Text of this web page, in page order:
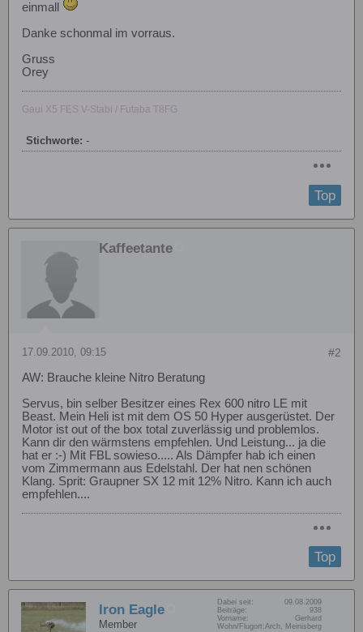
einmall
Danke schonmal im vorraus.
Gruss
Orey
Gaui X5 FES V-Stabi / Futaba T8FG
Stichworte: -
Top
Kaffeetante
#2
17.09.2010, 09:15
AW: Brauche kleine Nitro Beratung
Servus, bin selber Besitzer eines Rex 600 nitro LE mit
Beast. Mein Heli ist mit dem OS 50 Hyper ausgerüstet. Der
Motor ist out of the box total zuverlässig und problemlos.
Kann dir den wärmstens empfehlen. Und Leistung... ja die
hat er :-) Mit FBL sowieso..... Als Dämpfer hab ich einen
vom Zimmermann aus Edelstahl. Der hat nen schönen
Klang. Sprit: Graupner SX 12 mit 12% Nitro. Kann ich auch
empfehlen....
Top
Iron Eagle
Member
Dabei seit:
09.08.2009
Beiträge:
938
Vorname:
Gerhard
Wohn/Flugort:Arch, Meinisberg